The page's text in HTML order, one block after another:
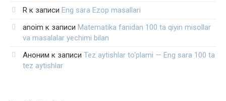
R к записи Eng sara Ezop masallari
anoim к записи Matematika fanidan 100 ta qiyin misollar
va masalalar yechimi bilan
Аноним к записи Tez aytishlar to‘plami — Eng sara 100 ta
tez aytishlar